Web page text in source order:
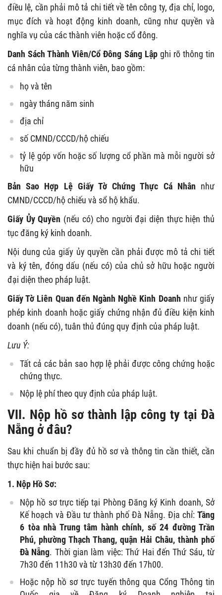
điều lệ, cần phải mô tả chi tiết về tên công ty, địa chỉ, logo,
mục đích và hoạt động kinh doanh, cũng như quyền và
nghĩa vụ của các thành viên hoặc cổ đông.
Danh Sách Thành Viên/Cổ Đông Sáng Lập ghi rõ thông tin
cá nhân của từng thành viên, bao gồm:
họ và tên
ngày tháng năm sinh
địa chỉ
số CMND/CCCD/hộ chiếu
tỷ lệ góp vốn hoặc số lượng cổ phần mà mỗi người sở
hữu
Bản Sao Hợp Lệ Giấy Tờ Chứng Thực Cá Nhân như
CMND/CCCD/hộ chiếu và sổ hộ khẩu.
Giấy Ủy Quyền (nếu có) cho người đại diện thực hiện thủ
tục đăng ký kinh doanh.
Nội dung của giấy ủy quyền cần phải được mô tả chi tiết
và ký tên, đóng dấu (nếu có) của chủ sở hữu hoặc người
đại diện theo pháp luật.
Giấy Tờ Liên Quan đến Ngành Nghề Kinh Doanh như giấy
phép kinh doanh hoặc giấy chứng nhận đủ điều kiện kinh
doanh (nếu có), tuân thủ đúng quy định của pháp luật.
Lưu Ý:
Tất cả các bản sao hợp lệ phải được công chứng hoặc
chứng thực.
Nộp lệ phí theo quy định của pháp luật.
VII. Nộp hồ sơ thành lập công ty tại Đà
Nẵng ở đâu?
Sau khi chuẩn bị đầy đủ hồ sơ và thông tin cần thiết, cần
thực hiện hai bước sau:
1. Nộp Hồ Sơ:
Nộp hồ sơ trực tiếp tại Phòng Đăng ký Kinh doanh, Sở
Kế hoạch và Đầu tư thành phố Đà Nẵng. Địa chỉ: Tầng
6 tòa nhà Trung tâm hành chính, số 24 đường Trần
Phú, phường Thạch Thang, quận Hải Châu, thành phố
Đà Nẵng. Thời gian làm việc: Thứ Hai đến Thứ Sáu, từ
7h30 đến 11h30 và từ 13h30 đến 17h00.
Hoặc nộp hồ sơ trực tuyến thông qua Cổng Thông tin